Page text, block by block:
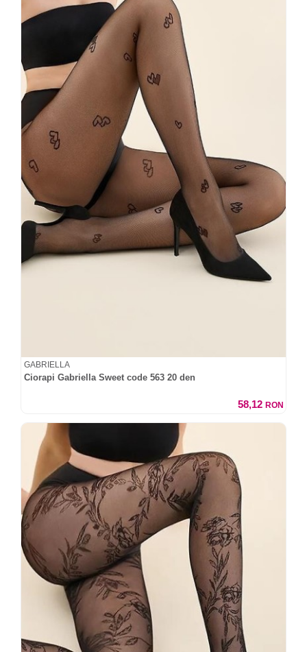
GABRIELLA
Ciorapi Gabriella Sweet code 563 20 den
58,12 RON